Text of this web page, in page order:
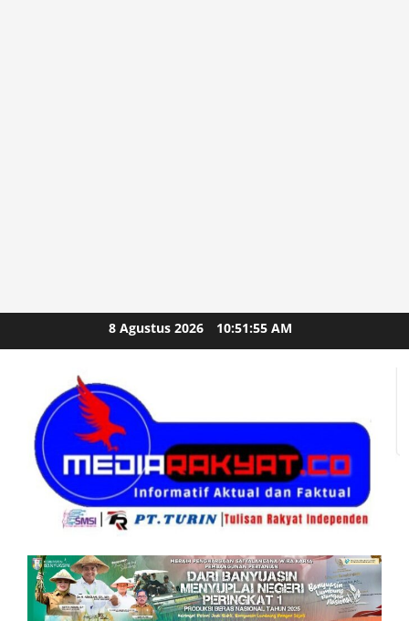
to
8 Agustus 2026 10:51:55 AM